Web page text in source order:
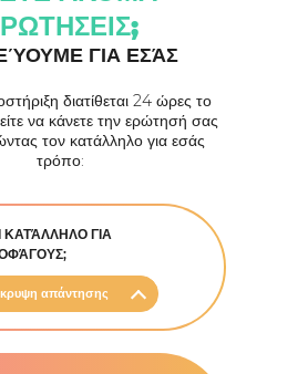
ΓΙΑ ΕΣΆΣ
διατίθεται 24 ώρες το
να κάνετε την ερώτησή σας
τον κατάλληλο για εσάς
τρόπο:
ΚΑΤΆΛΛΗΛΟ ΓΙΑ
απάντησης